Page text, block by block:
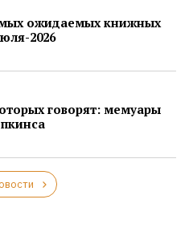
ожидаемых книжных
2026
говорят: мемуары